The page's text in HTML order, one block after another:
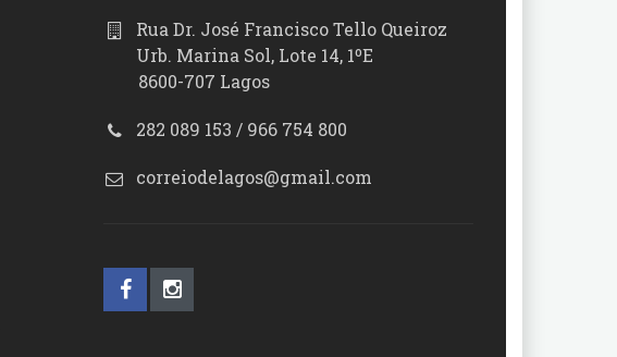
Rua Dr. José Francisco Tello Queiroz
Urb. Marina Sol, Lote 14, 1ºE
8600-707 Lagos
282 089 153 / 966 754 800
correiodelagos@gmail.com